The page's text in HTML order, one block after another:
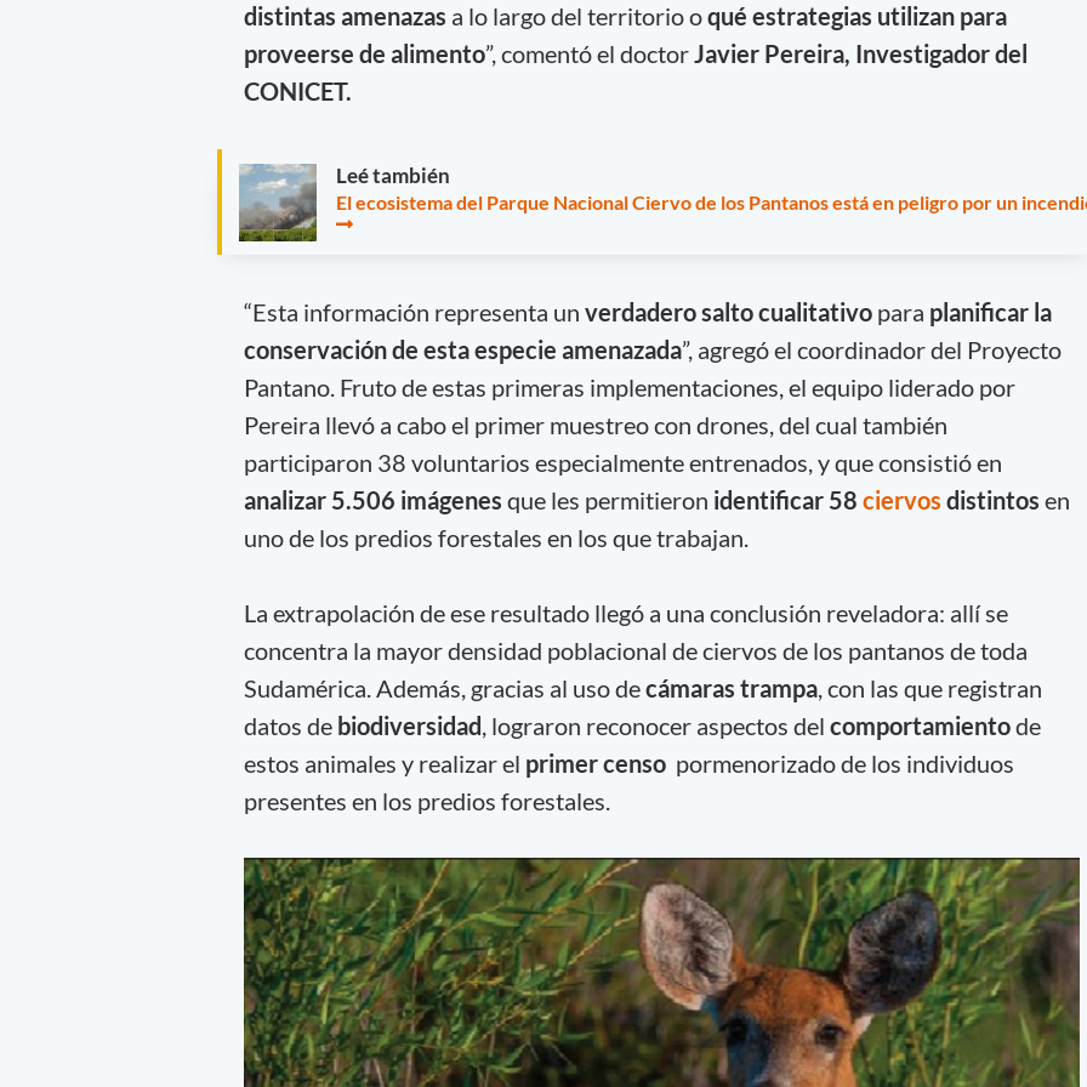
distintas amenazas a lo largo del territorio oqué estrategias utilizan para
proveerse de alimento”, comentó el doctorJavier Pereira, Investigador del
CONICET.
Leé también
El ecosistema del Parque Nacional Ciervo de los Pantanos está en peligro por un
“Esta información representa un verdadero salto cualitativopara planificar la
conservación de esta especie amenazada”, agregó el coordinador del Proyecto
Pantano. Fruto de estas primeras implementaciones, el equipo liderado por
Pereira llevó a cabo el primer muestreo con drones, del cual también
participaron 38 voluntarios especialmente entrenados, y que consistió en
analizar 5.506 imágenes que les permitieron identificar 58 ciervos distintos en
uno de los predios forestales en los que trabajan.
La extrapolación de ese resultado llegó a una conclusión reveladora: allí se
concentra la mayor densidad poblacional de ciervos de los pantanos de toda
Sudamérica. Además, gracias al uso decámaras trampa, con las que registran
datos de biodiversidad, lograron reconocer aspectos del comportamientode
estos animales y realizar el primer censopormenorizado de los individuos
presentes en los predios forestales.